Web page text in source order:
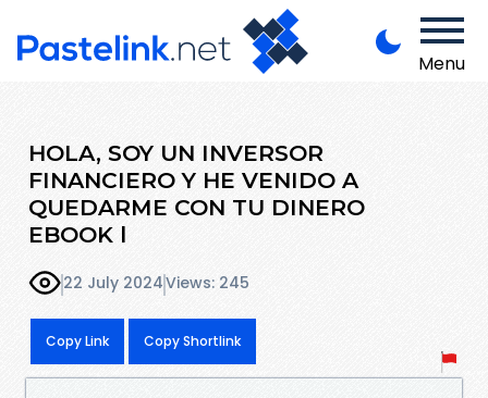
Menu
HOLA, SOY UN INVERSOR
FINANCIERO Y HE VENIDO A
QUEDARME CON TU DINERO
EBOOK l
22 July 2024Views: 245
Copy Link Copy Shortlink